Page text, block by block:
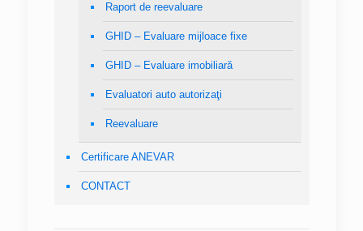
Raport de reevaluare
GHID – Evaluare mijloace fixe
GHID – Evaluare imobiliară
Evaluatori auto autorizaţi
Reevaluare
Certificare ANEVAR
CONTACT